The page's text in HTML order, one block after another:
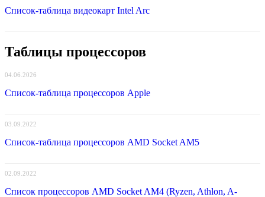
Список-таблица видеокарт Intel Arc
Таблицы процессоров
04.06.2026
Список-таблица процессоров Apple
03.09.2022
Список-таблица процессоров AMD Socket AM5
02.09.2022
Список процессоров AMD Socket AM4 (Ryzen, Athlon, A-